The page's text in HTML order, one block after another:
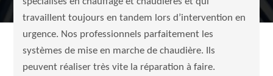
travaillent toujours en tandem lors d’intervention en
urgence. Nos professionnels parfaitement les
systèmes de mise en marche de chaudière. Ils
peuvent réaliser très vite la réparation à faire.